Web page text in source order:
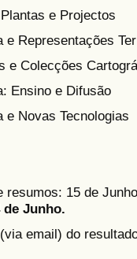
e Projectos
e Representações
e Colecções
Ensino e Difusão
Novas Tecnologias
resumos: 15 de
Junho.
email) do